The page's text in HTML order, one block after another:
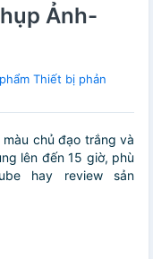
Ảnh-
Thiết bị phản
màu chủ đạo trắng và
lên đến 15 giờ, phù
hay review sản